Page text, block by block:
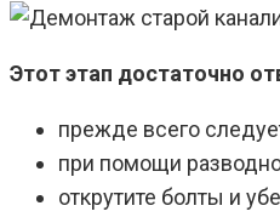
Этот этап достаточно
прежде всего
при помощи
открутите болты и